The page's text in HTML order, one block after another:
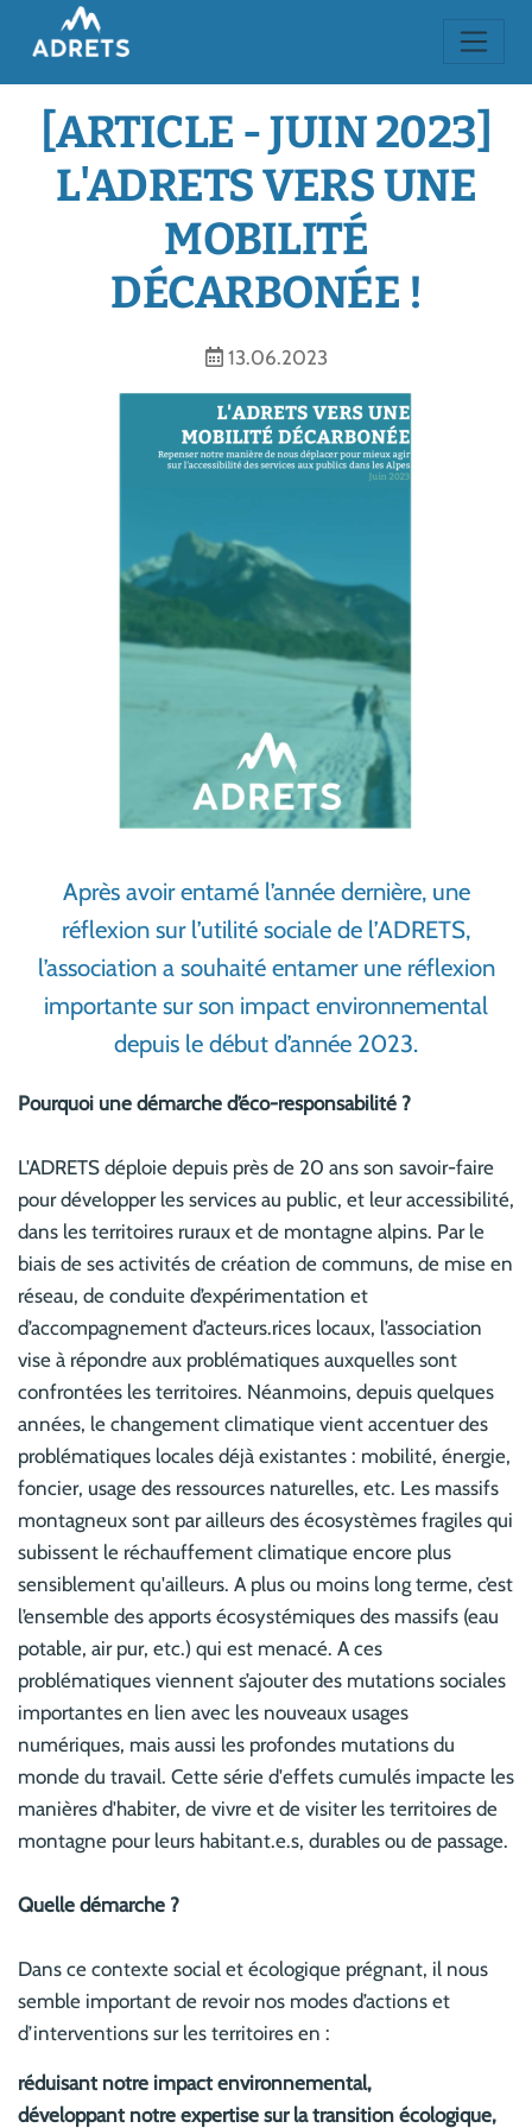
[ARTICLE - JUIN 2023]
L'ADRETS VERS UNE
MOBILITÉ
DÉCARBONÉE !
13.06.2023
Après avoir entamé l’année dernière, une
réflexion sur l’utilité sociale de l’ADRETS,
l’association a souhaité entamer une réflexion
importante sur son impact environnemental
depuis le début d’année 2023.
Pourquoi une démarche d’éco-responsabilité ?
L'ADRETS déploie depuis près de 20 ans son savoir-faire
pour développer les services au public, et leur accessibilité,
dans les territoires ruraux et de montagne alpins. Par le
biais de ses activités de création de communs, de mise en
réseau, de conduite d’expérimentation et
d’accompagnement d’acteurs.rices locaux, l’association
vise à répondre aux problématiques auxquelles sont
confrontées les territoires. Néanmoins, depuis quelques
années, le changement climatique vient accentuer des
problématiques locales déjà existantes : mobilité, énergie,
foncier, usage des ressources naturelles, etc. Les massifs
montagneux sont par ailleurs des écosystèmes fragiles qui
subissent le réchauffement climatique encore plus
sensiblement qu'ailleurs. A plus ou moins long terme, c’est
l’ensemble des apports écosystémiques des massifs (eau
potable, air pur, etc.) qui est menacé. A ces
problématiques viennent s’ajouter des mutations sociales
importantes en lien avec les nouveaux usages
numériques, mais aussi les profondes mutations du
monde du travail. Cette série d'effets cumulés impacte les
manières d'habiter, de vivre et de visiter les territoires de
montagne pour leurs habitant.e.s, durables ou de passage.
Quelle démarche ?
Dans ce contexte social et écologique prégnant, il nous
semble important de revoir nos modes d’actions et
d’interventions sur les territoires en :
réduisant notre impact environnemental,
développant notre expertise sur la transition écologique,